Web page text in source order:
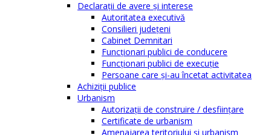
Declaraţii de avere şi interese
Autoritatea executivă
Consilieri judeţeni
Cabinet Demnitari
Funcţionari publici de conducere
Funcționari publici de execuție
Persoane care şi-au încetat activitatea
Achiziţii publice
Urbanism
Autorizații de construire / desființare
Certificate de urbanism
Amenajarea teritoriului şi urbanism